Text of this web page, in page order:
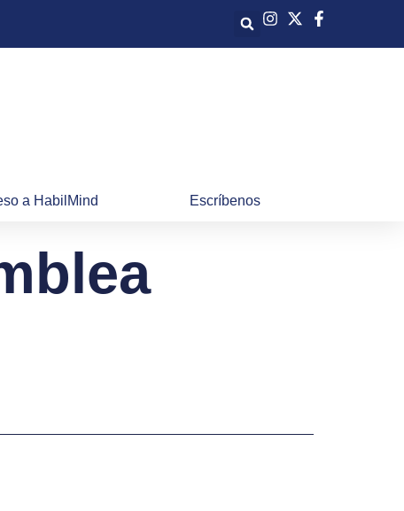
a HabilMind Escríbenos